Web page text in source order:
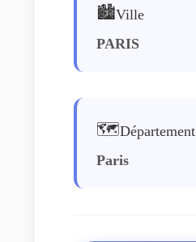
🏙️Ville
PARIS
🗺️Département
Paris